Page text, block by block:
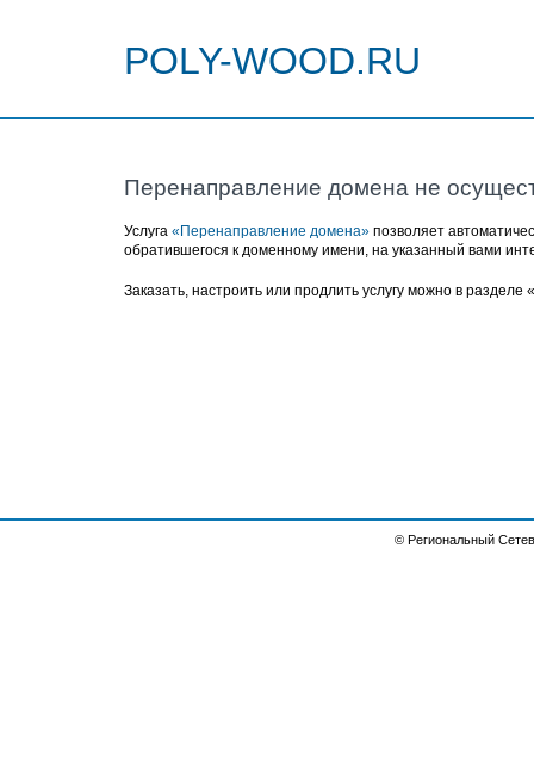
POLY-WOOD.RU
Перенаправление домена не
Услуга «Перенаправление домена» позволяет
обратившегося к доменному имени, на указанный вами
Заказать, настроить или продлить услугу можно в разделе
© Региональный